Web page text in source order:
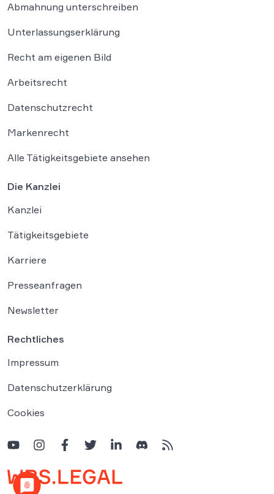
Abmahnung unterschreiben
Unterlassungserklärung
Recht am eigenen Bild
Arbeitsrecht
Datenschutzrecht
Markenrecht
Alle Tätigkeitsgebiete ansehen
Die Kanzlei
Kanzlei
Tätigkeitsgebiete
Karriere
Presseanfragen
Newsletter
Rechtliches
Impressum
Datenschutzerklärung
Cookies